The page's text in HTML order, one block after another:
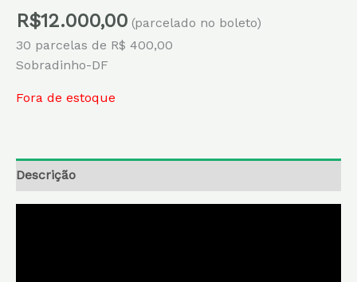
R$12.000,00 (parcelado no boleto)
30 parcelas de R$ 400,00
Sobradinho-DF
Fora de estoque
Descrição